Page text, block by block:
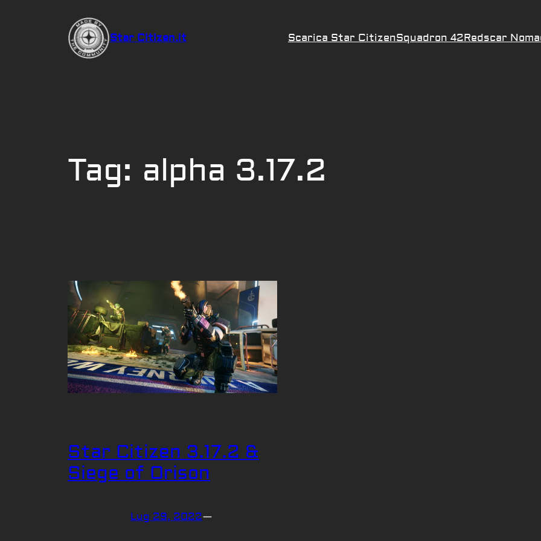
Star Citizen.it Scarica Star CitizenSquadron 42Redscar
Tag: alpha 3.17.2
Star Citizen 3.17.2 &
Siege of Orison
Lug 29, 2022—